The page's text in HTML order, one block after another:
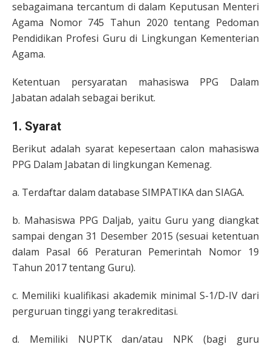
sebagaimana tercantum di dalam Keputusan Menteri
Agama Nomor 745 Tahun 2020 tentang Pedoman
Pendidikan Profesi Guru di Lingkungan Kementerian
Agama.
Ketentuan persyaratan mahasiswa PPG Dalam
Jabatan adalah sebagai berikut.
1. Syarat
Berikut adalah syarat kepesertaan calon mahasiswa
PPG Dalam Jabatan di lingkungan Kemenag.
a. Terdaftar dalam database SIMPATIKA dan SIAGA.
b. Mahasiswa PPG Daljab, yaitu Guru yang diangkat
sampai dengan 31 Desember 2015 (sesuai ketentuan
dalam Pasal 66 Peraturan Pemerintah Nomor 19
Tahun 2017 tentang Guru).
c. Memiliki kualifikasi akademik minimal S-1/D-IV dari
perguruan tinggi yang terakreditasi.
d. Memiliki NUPTK dan/atau NPK (bagi guru